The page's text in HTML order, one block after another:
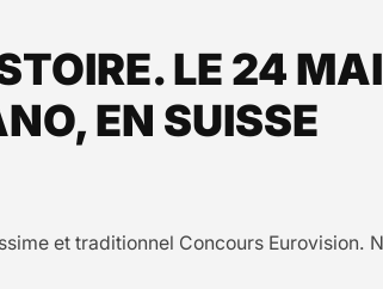
LE 24
EN SUISSE
et traditionnel Concours